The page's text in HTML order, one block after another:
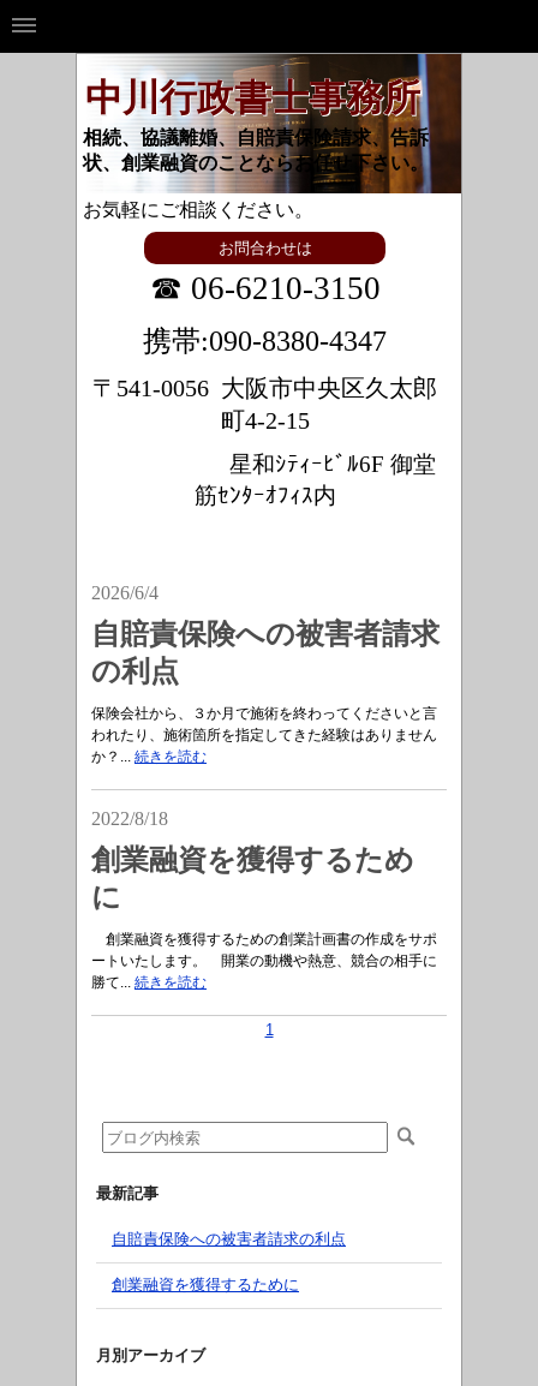
中川行政書士事務所
相続、協議離婚、自賠責保険請求、告訴
状、創業融資のことならお任せ下さい。
お気軽にご相談ください。
お問合わせは
☎ 06-6210-3150
携帯:090-8380-4347
〒541-0056 大阪市中央区久太郎
町4-2-15
星和ｼﾃｨｰﾋﾞﾙ6F 御堂
筋ｾﾝﾀｰｵﾌｨｽ内
2026/6/4
自賠責保険への被害者請求
の利点
保険会社から、３か月で施術を終わってくださいと言
われたり、施術箇所を指定してきた経験はありません
か？... 続きを読む
2022/8/18
創業融資を獲得するため
に
創業融資を獲得するための創業計画書の作成をサポ
ートいたします。 開業の動機や熱意、競合の相手に
勝て... 続きを読む
1
最新記事
自賠責保険への被害者請求の利点
創業融資を獲得するために
月別アーカイブ